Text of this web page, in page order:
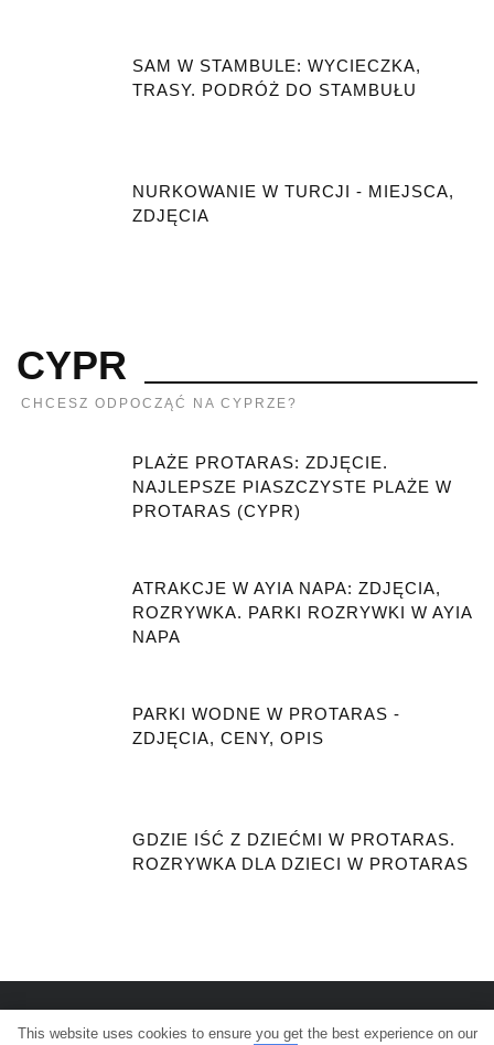
SAM W STAMBULE: WYCIECZKA,
TRASY. PODRÓŻ DO STAMBUŁU
NURKOWANIE W TURCJI - MIEJSCA,
ZDJĘCIA
CYPR
CHCESZ ODPOCZĄĆ NA CYPRZE?
PLAŻE PROTARAS: ZDJĘCIE.
NAJLEPSZE PIASZCZYSTE PLAŻE W
PROTARAS (CYPR)
ATRAKCJE W AYIA NAPA: ZDJĘCIA,
ROZRYWKA. PARKI ROZRYWKI W AYIA
NAPA
PARKI WODNE W PROTARAS -
ZDJĘCIA, CENY, OPIS
GDZIE IŚĆ Z DZIEĆMI W PROTARAS.
ROZRYWKA DLA DZIECI W PROTARAS
This website uses cookies to ensure you get the best experience on our